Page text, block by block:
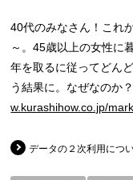
40代のみなさん！これ
～。45歳以上の女性に
年を取るに従ってどん
う結果に。なぜなの
w.kurashihow.co.jp/
データの２次利用につ